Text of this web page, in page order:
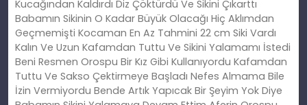
Kucağından Kaldırdı Diz Çöktürdü Ve Sikini Çıkarttı
Babamın Sikinin O Kadar Büyük Olacağı Hiç Aklımdan
Geçmemişti Kocaman En Az Tahmini 22 cm Siki Vardı
Kalın Ve Uzun Kafamdan Tuttu Ve Sikini Yalamamı İstedi
Beni Resmen Orospu Bir Kız Gibi Kullanıyordu Kafamdan
Tuttu Ve Sakso Çektirmeye Başladı Nefes Almama Bile
İzin Vermiyordu Bende Artık Yapıcak Bir Şeyim Yok Diye